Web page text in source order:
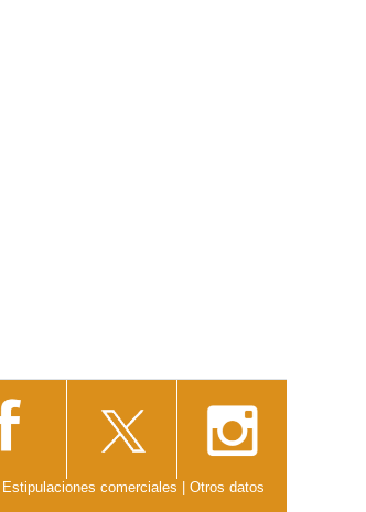
Estipulaciones comerciales Otros datos